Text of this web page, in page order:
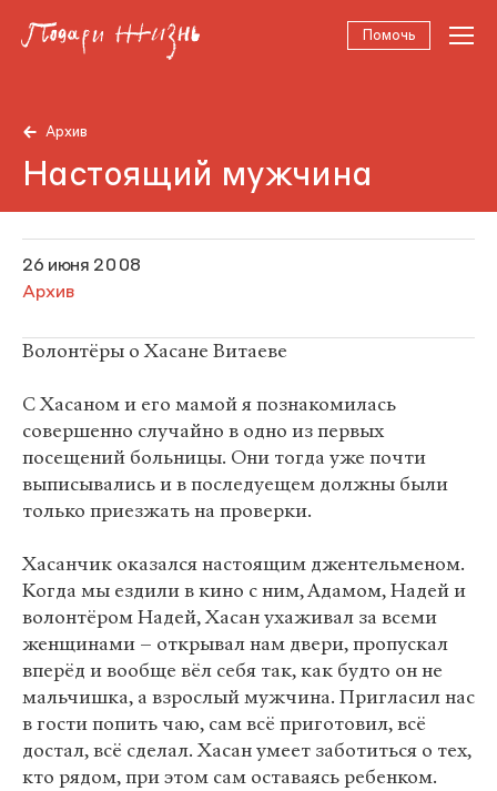
Помочь
Архив
Настоящий мужчина
26 июня 2008
Архив
Волонтёры о Хасане Витаеве
С Хасаном и его мамой я познакомилась
совершенно случайно в одно из первых
посещений больницы. Они тогда уже почти
выписывались и в последуещем должны были
только приезжать на проверки.
Хасанчик оказался настоящим джентельменом.
Когда мы ездили в кино с ним, Адамом, Надей и
волонтёром Надей, Хасан ухаживал за всеми
женщинами – открывал нам двери, пропускал
вперёд и вообще вёл себя так, как будто он не
мальчишка, а взрослый мужчина. Пригласил нас
в гости попить чаю, сам всё приготовил, всё
достал, всё сделал. Хасан умеет заботиться о тех,
кто рядом, при этом сам оставаясь ребенком.